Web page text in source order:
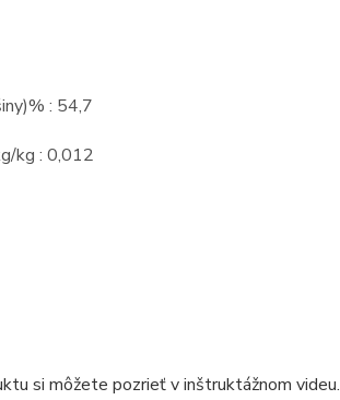
: 54,7
kg : 0,012
si môžete pozrieť v inštruktážnom videu.